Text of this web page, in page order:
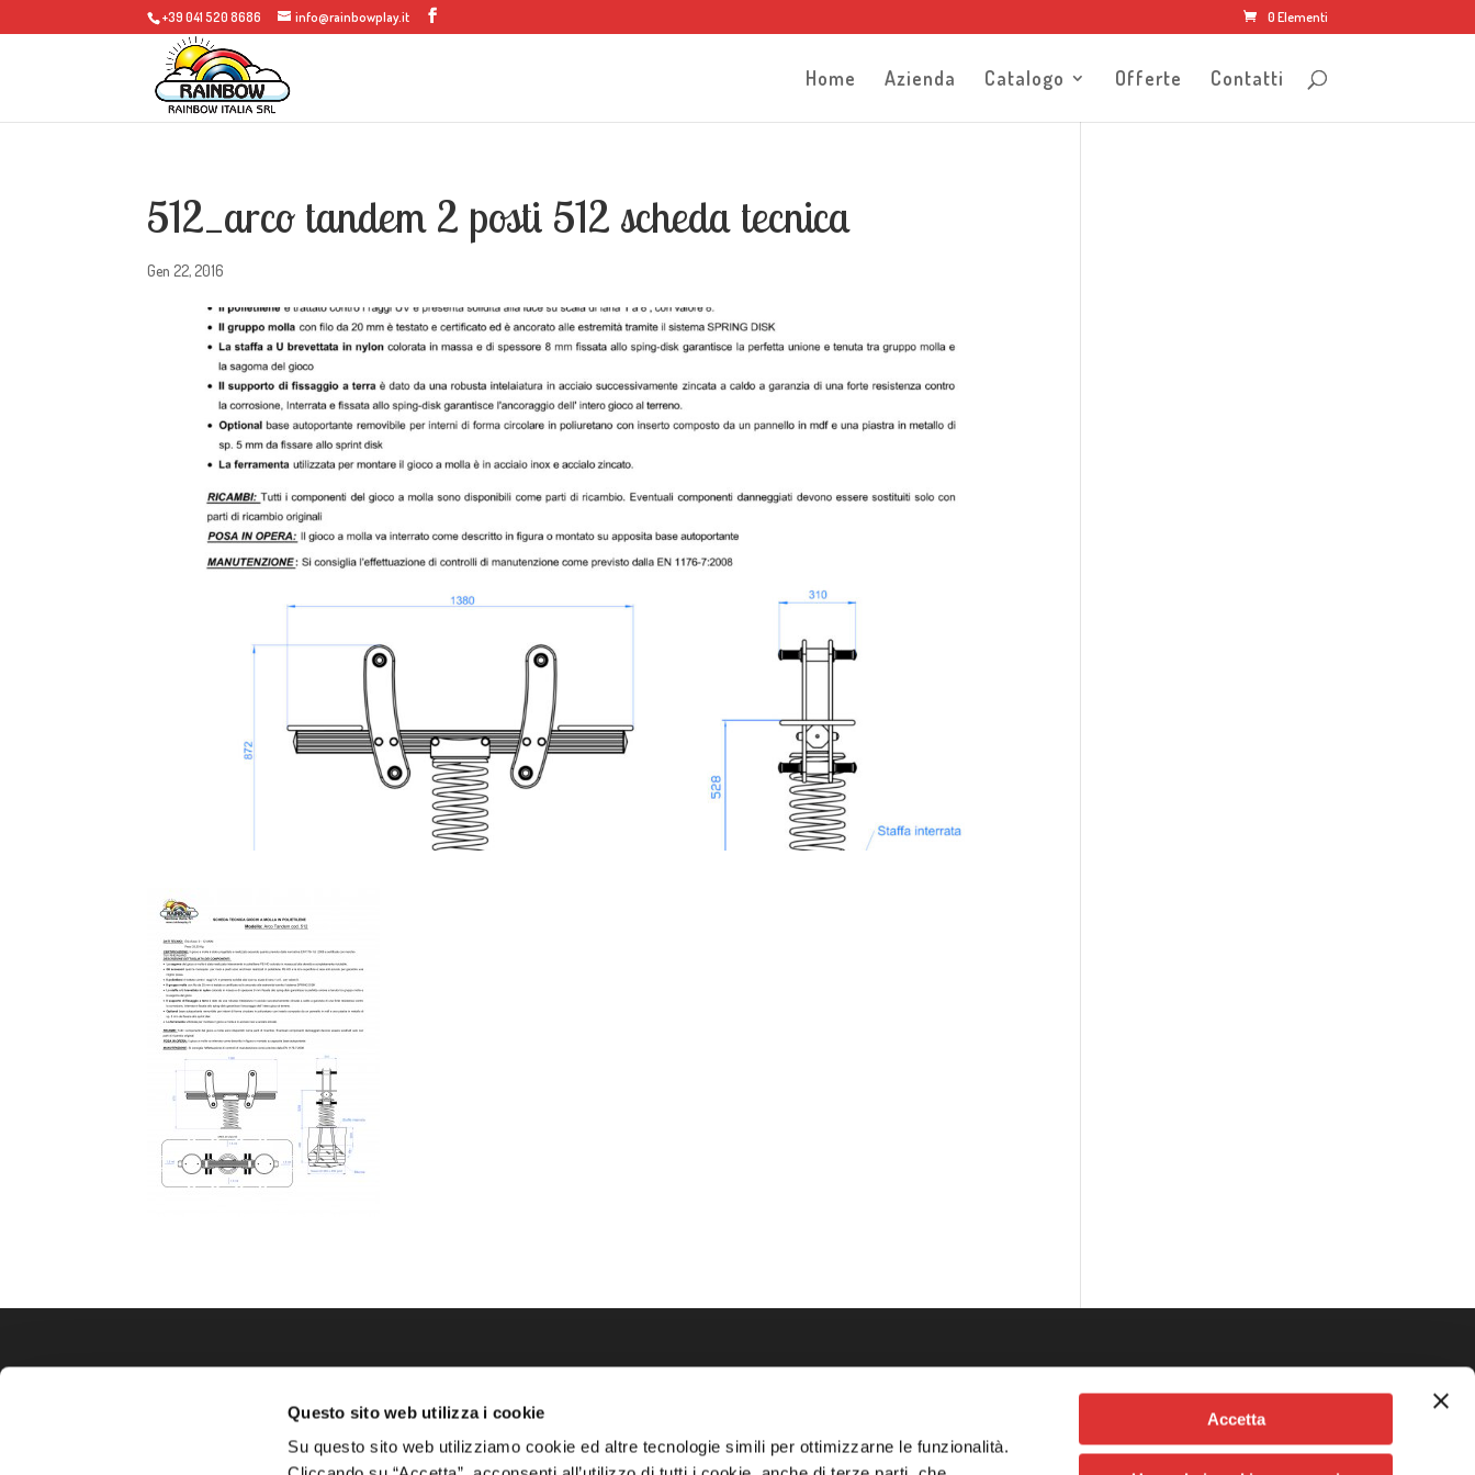
Questo sito web utilizza i cookie
Su questo sito web utilizziamo cookie ed altre tecnologie simili per ottimizzarne le funzionalità.
Accetta
+39 041 520 8686 info@rainbowplay.it 0 Elementi
Home Azienda Catalogo Offerte Contatti
512_arco tandem 2 posti 512 scheda tecnica
Gen 22, 2016
Rainbow Italia Srlè
unico importatore per l’Italia
Strutture Rainbow
Contattaci
San Marco, 4735
30124 VENEZIA